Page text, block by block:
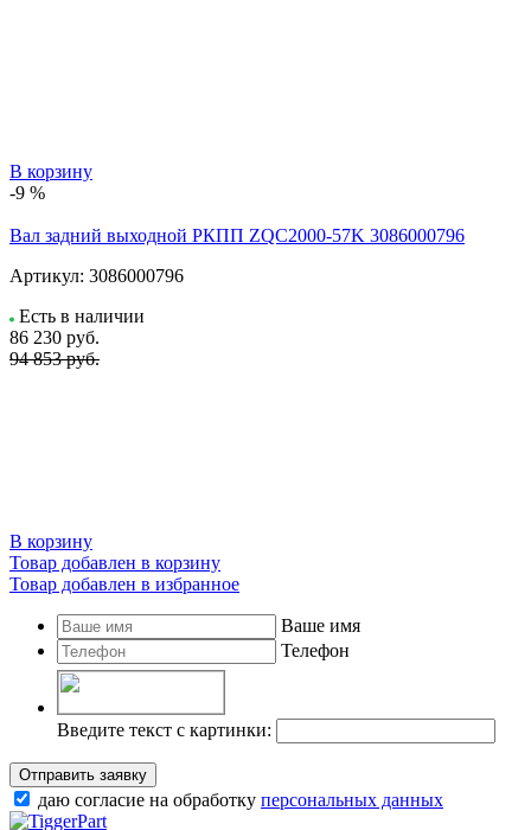
В корзину
-9 %
Вал задний выходной РКПП ZQC2000-57K 3086000796
Артикул: 3086000796
Есть в наличии
86 230 руб.
94 853 руб.
В корзину
Товар добавлен в корзину
Товар добавлен в избранное
Ваше имя
Телефон
Введите текст с картинки:
Отправить заявку
даю согласие на обработку персональных данных